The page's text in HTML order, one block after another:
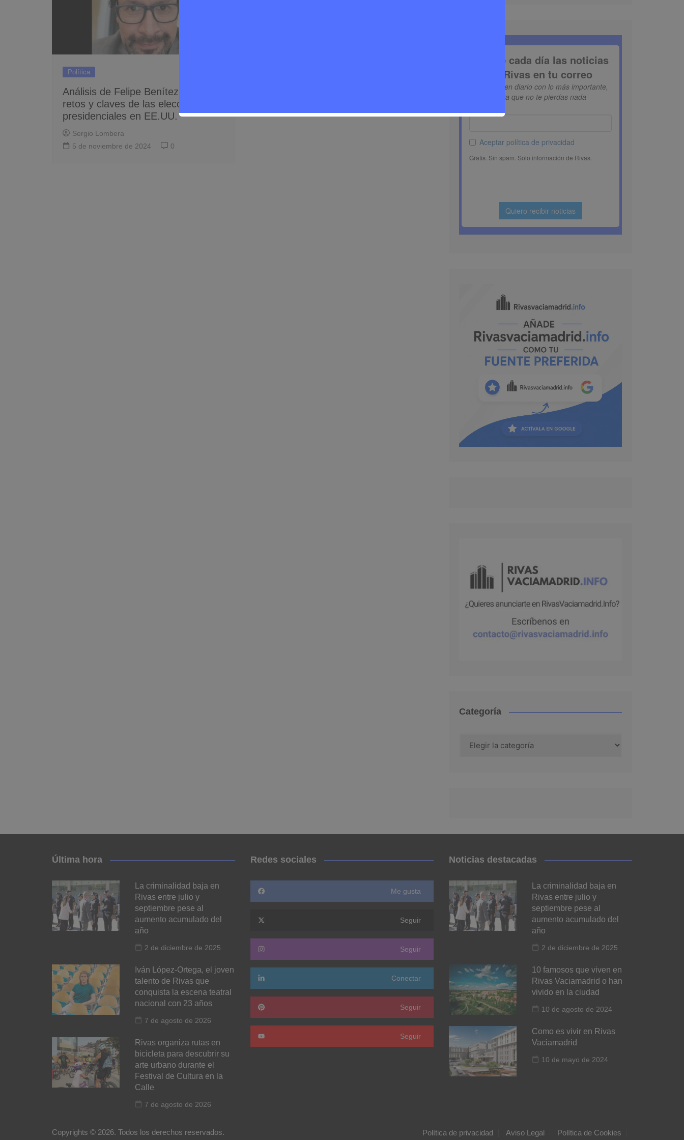
Política
Análisis de Felipe Benítez sobre los
retos y claves de las elecciones
presidenciales en EE.UU.
Sergio Lombera
5 de noviembre de 2024
0
Categoría
Última hora
La criminalidad baja en
Rivas entre julio y
septiembre pese al
aumento acumulado del
año
2 de diciembre de 2025
Iván López-Ortega, el joven
talento de Rivas que
conquista la escena teatral
nacional con 23 años
7 de agosto de 2026
Rivas organiza rutas en
bicicleta para descubrir su
arte urbano durante el
Festival de Cultura en la
Calle
7 de agosto de 2026
Redes sociales
Me gusta
Seguir
Seguir
Conectar
Seguir
Seguir
Noticias destacadas
La criminalidad baja en
Rivas entre julio y
septiembre pese al
aumento acumulado del
año
2 de diciembre de 2025
10 famosos que viven en
Rivas Vaciamadrid o han
vivido en la ciudad
10 de agosto de 2024
Como es vivir en Rivas
Vaciamadrid
10 de mayo de 2024
Copyrights © 2026. Todos los derechos reservados. Política de privacidad Aviso Legal Política de Cookies